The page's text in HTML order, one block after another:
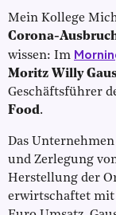
Mein Kollege
Corona-
wissen: Im
Moritz Willy
Geschäftsführer
Food.
Das
und Zerlegung
Herstellung der
erwirtschaftet mit